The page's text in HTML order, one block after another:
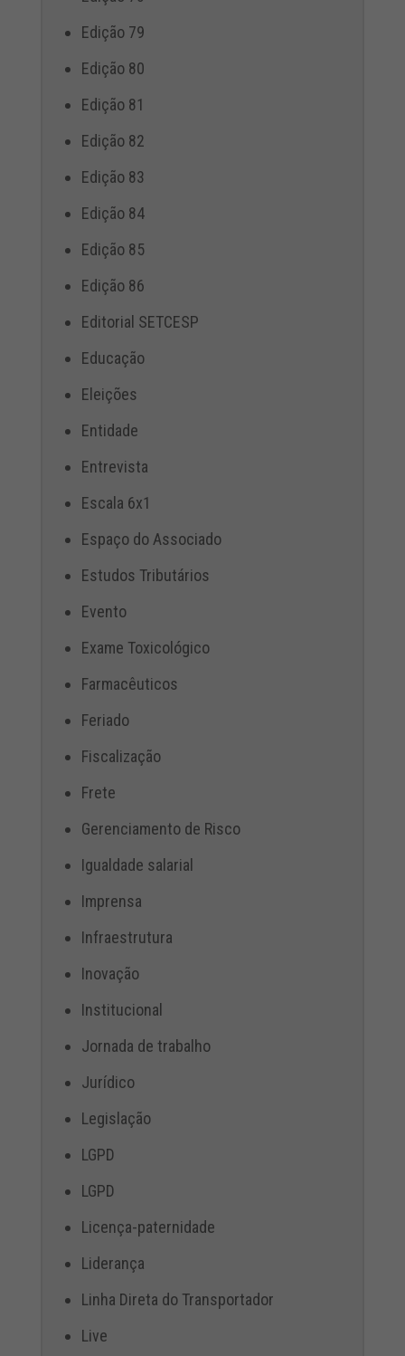
Edição 79
Edição 80
Edição 81
Edição 82
Edição 83
Edição 84
Edição 85
Edição 86
Editorial SETCESP
Educação
Eleições
Entidade
Entrevista
Escala 6x1
Espaço do Associado
Estudos Tributários
Evento
Exame Toxicológico
Farmacêuticos
Feriado
Fiscalização
Frete
Gerenciamento de Risco
Igualdade salarial
Imprensa
Infraestrutura
Inovação
Institucional
Jornada de trabalho
Jurídico
Legislação
LGPD
LGPD
Licença-paternidade
Liderança
Linha Direta do Transportador
Live